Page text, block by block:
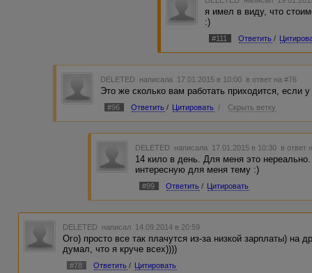
я имел в виду, что
:)
#111 Ответить /
DELETED написала 17.01.2015 в 10:00 в ответ на #76
Это же сколько вам работать приходится, если
#96 Ответить / Цитировать / Скрыть ветку
DELETED написала 17.01.2015 в 10:30 в ответ
14 кило в день. Для меня это
интересную для меня тему :)
#99 Ответить / Цитировать
DELETED написал 14.09.2014 в 20:59
Ого) просто все так плачутся из-за низкой зарплаты) на
думал, что я круче всех))))
#78 Ответить / Цитировать